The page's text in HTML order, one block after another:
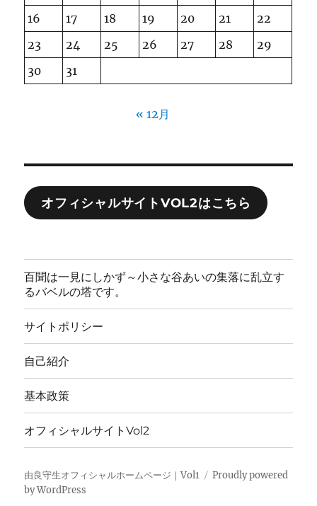
16
17 18 19 20 21
22
23
24 25 26 27 28
29
30
31
« 12月
オフィシャルサイトVOL2はこちら
百聞は一見にしかず～小さな谷あいの集落に乱立す
るバベルの塔です。
サイトポリシー
自己紹介
基本政策
オフィシャルサイトVol2
由良守生オフィシャルホームページ｜Vol1
Proudly powered
by WordPress